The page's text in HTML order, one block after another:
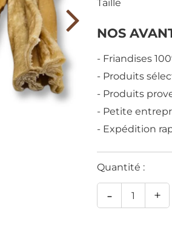
Taille
NOS
- Friandises
- Produits
- Produits
- Petite
- Expédition
Quantité :
+
-